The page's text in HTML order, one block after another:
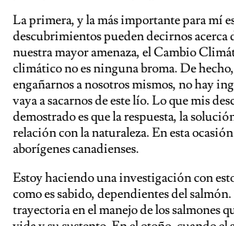
La primera, y la más importante para mí
descubrimientos pueden decirnos acerca
nuestra mayor amenaza, el Cambio
climático no es ninguna broma. De
engañarnos a nosotros mismos, no hay
vaya a sacarnos de este lío. Lo que mis
demostrado es que la respuesta, la
relación con la naturaleza. En esta
aborígenes canadienses.
Estoy haciendo una investigación con
como es sabido, dependientes del
trayectoria en el manejo de los salmones